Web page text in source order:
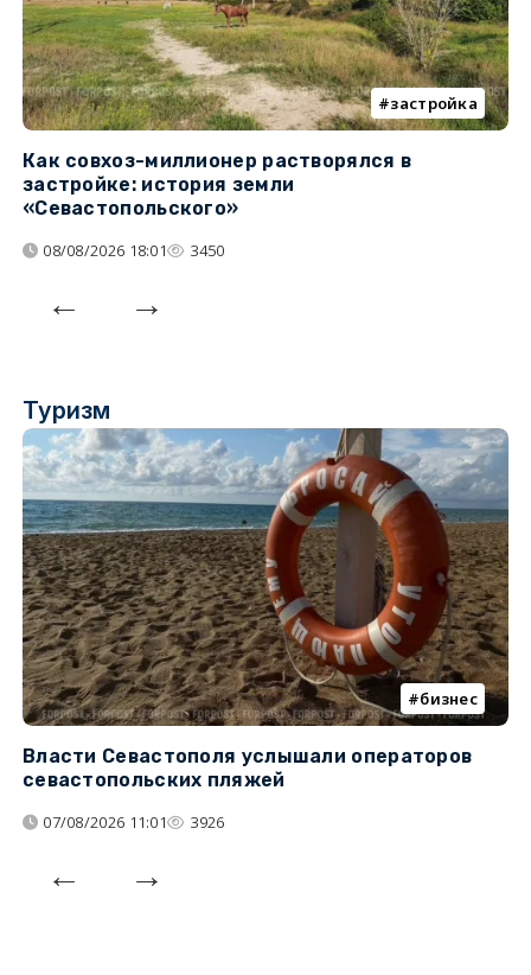
застройка
Как совхоз-миллионер растворялся в
застройке: история земли
«Севастопольского»
08/08/2026 18:01 3450
Туризм
бизнес
Власти Севастополя услышали операторов
севастопольских пляжей
07/08/2026 11:01 3926